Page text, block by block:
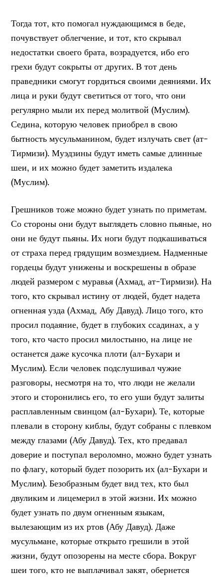
Тогда тот, кто помогал нуждающимся в беде,
почувствует облегчение, и тот, кто скрывал
недостатки своего брата, возрадуется, ибо его
грехи будут сокрыты от других. В тот день
праведники смогут гордиться своими деяниями. Их
лица и руки будут светиться от того, что они
регулярно мыли их перед молитвой (Муслим).
Седина, которую человек приобрел в свою
бытность мусульманином, будет излучать свет (ат-
Тирмизи). Муэдзины будут иметь самые длинные
шеи, и их можно будет заметить издалека
(Муслим).
Грешников тоже можно будет узнать по приметам.
Со стороны они будут выглядеть словно пьяные, но
они не будут пьяны. Их ноги будут подкашиваться
от страха перед грядущим возмездием. Надменные
гордецы будут унижены и воскрешены в образе
людей размером с муравья (Ахмад, ат-Тирмизи). На
того, кто скрывал истину от людей, будет надета
огненная узда (Ахмад, Абу Давуд). Лицо того, кто
просил подаяние, будет в глубоких ссадинах, а у
того, кто часто просил милостыню, на лице не
останется даже кусочка плоти (ал-Бухари и
Муслим). Если человек подслушивал чужие
разговоры, несмотря на то, что люди не желали
этого и сторонились его, то его уши будут залиты
расплавленным свинцом (ал-Бухари). Те, которые
плевали в сторону киблы, будут собраны с плевком
между глазами (Абу Давуд). Тех, кто предавал
доверие и поступал вероломно, можно будет узнать
по флагу, который будет позорить их (ал-Бухари и
Муслим). Безобразным будет вид тех, кто был
двуликим и лицемерил в этой жизни. Их можно
будет узнать по двум огненным языкам,
вылезающим из их ртов (Абу Давуд). Даже
мусульмане, которые открыто грешили в этой
жизни, будут опозорены на месте сбора. Вокруг
шеи того, кто не выплачивал закят, обернется